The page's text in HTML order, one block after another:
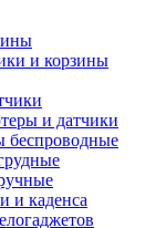
и корзины
и датчики
беспроводные
и каденса